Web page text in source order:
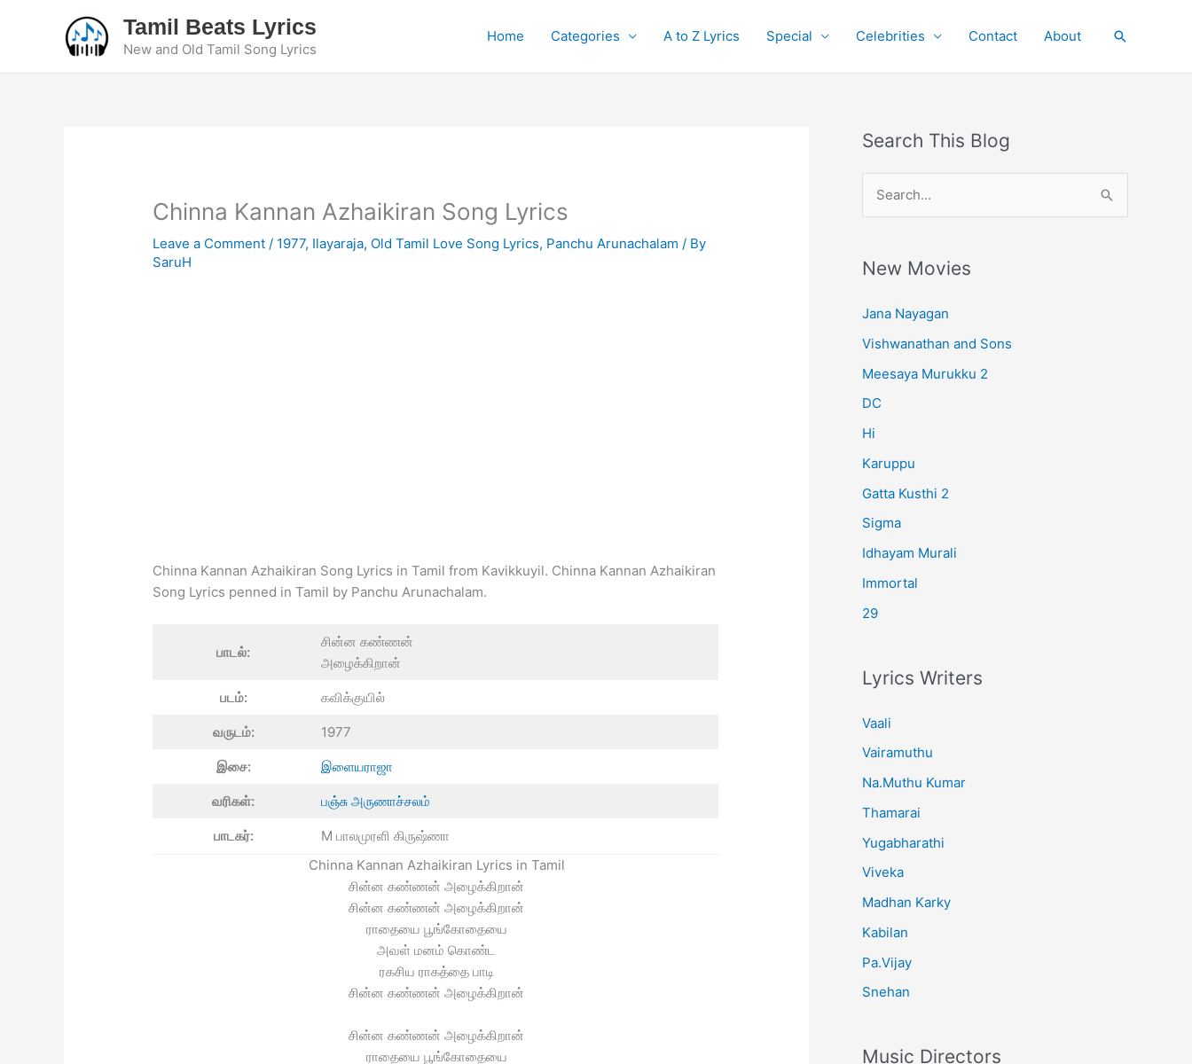
Tamil Beats Lyrics
New and Old Tamil Song Lyrics
Home Categories A to Z Lyrics Special Celebrities Contact About Search
Chinna Kannan Azhaikiran Song Lyrics
Leave a Comment / 1977, Ilayaraja, Old Tamil Love Song Lyrics, Panchu Arunachalam / By
SaruH
Chinna Kannan Azhaikiran Song Lyrics in Tamil from Kavikkuyil. Chinna Kannan Azhaikiran
Song Lyrics penned in Tamil by Panchu Arunachalam.
பாடல்:
சின்ன கண்ணன்
அழைக்கிறான்
படம்: கவிக்குயில்
வருடம்: 1977
இசை: இளையராஜா
வரிகள்: பஞ்சு அருணாச்சலம்
பாடகர்:
M பாலமுரளி கிருஷ்ணா
Chinna Kannan Azhaikiran Lyrics in Tamil
சின்ன கண்ணன் அழைக்கிறான்
சின்ன கண்ணன் அழைக்கிறான்
ராதையை பூங்கோதையை
அவள் மனம் கொண்ட
ரகசிய ராகத்தை பாடி
சின்ன கண்ணன் அழைக்கிறான்
சின்ன கண்ணன் அழைக்கிறான்
ராதையை பூங்கோதையை
Search This Blog
r
h
f
o
r
:
New Movies
Jana Nayagan
Vishwanathan and Sons
Meesaya Murukku 2
DC
Hi
Karuppu
Gatta Kusthi 2
Sigma
Idhayam Murali
Immortal
29
Lyrics Writers
Vaali
Vairamuthu
Na.Muthu Kumar
Thamarai
Yugabharathi
Viveka
Madhan Karky
Kabilan
Pa.Vijay
Snehan
Music Directors